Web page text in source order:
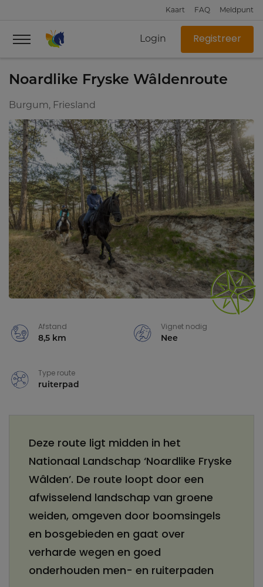
Kaart FAQ Meldpunt
Login Registreer
Noardlike Fryske Wâldenroute
Burgum, Friesland
Afstand
8,5 km
Vignet nodig
Nee
Type route
ruiterpad
Deze route ligt midden in het
Nationaal Landschap ‘Noardlike Fryske
Wâlden’. De route loopt door een
afwisselend landschap van groene
weiden, omgeven door boomsingels
en bosgebieden en gaat over
verharde wegen en goed
onderhouden men- en ruiterpaden